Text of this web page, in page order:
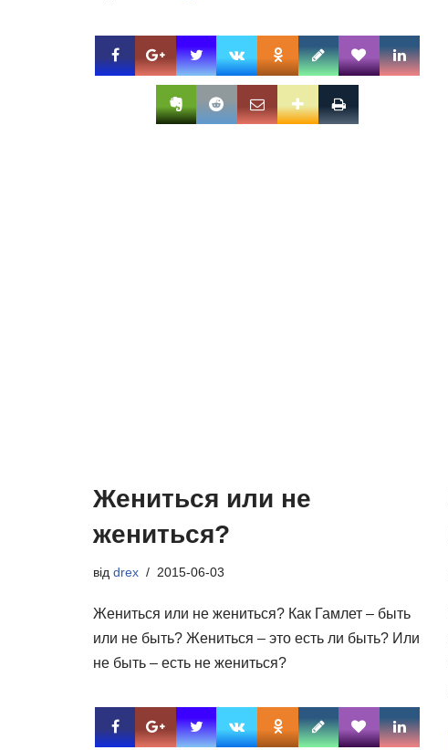
Жениться или не
жениться?
від drex 2015-06-03
Жениться или не жениться? Как Гамлет – быть
или не быть? Жениться – это есть ли быть? Или
не быть – есть не жениться?